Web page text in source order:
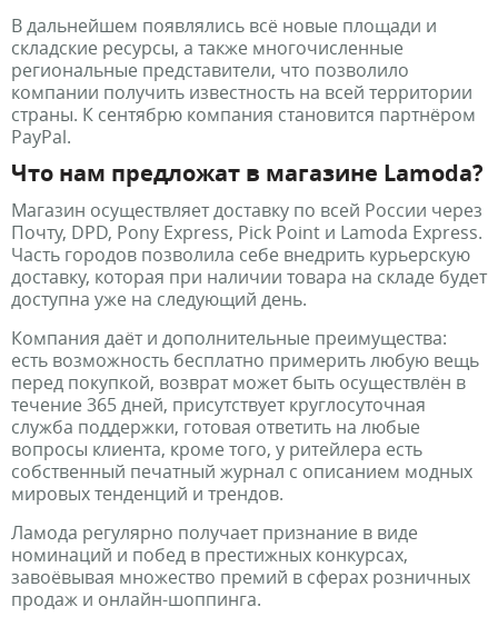
В дальнейшем появлялись всё новые площади и
складские ресурсы, а также многочисленные
региональные представители, что позволило
компании получить известность на всей территории
страны. К сентябрю компания становится партнёром
PayPal.
Что нам предложат в магазине Lamoda?
Магазин осуществляет доставку по всей России через
Почту, DPD, Pony Express, Pick Point и Lamoda Express.
Часть городов позволила себе внедрить курьерскую
доставку, которая при наличии товара на складе будет
доступна уже на следующий день.
Компания даёт и дополнительные преимущества:
есть возможность бесплатно примерить любую вещь
перед покупкой, возврат может быть осуществлён в
течение 365 дней, присутствует круглосуточная
служба поддержки, готовая ответить на любые
вопросы клиента, кроме того, у ритейлера есть
собственный печатный журнал с описанием модных
мировых тенденций и трендов.
Ламода регулярно получает признание в виде
номинаций и побед в престижных конкурсах,
завоёвывая множество премий в сферах розничных
продаж и онлайн-шоппинга.